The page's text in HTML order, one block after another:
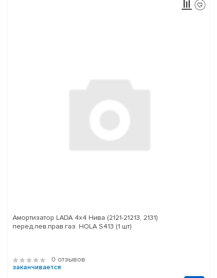
Амортизатор LADA 4x4 Нива (2121-21213, 2131)
перед.лев.прав.газ. HOLA S413 (1 шт)
0 отзывов
заканчивается